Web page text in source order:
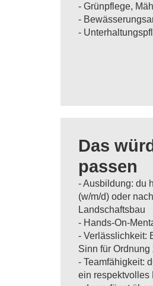
- Grünpflege,
-
-
Das
passen
- Ausbildung: du
(w/m/d) oder
Landschaftsbau
- Hands-On-
- Verlässlichkeit:
Sinn für
- Teamfähigkeit:
ein respektvolles